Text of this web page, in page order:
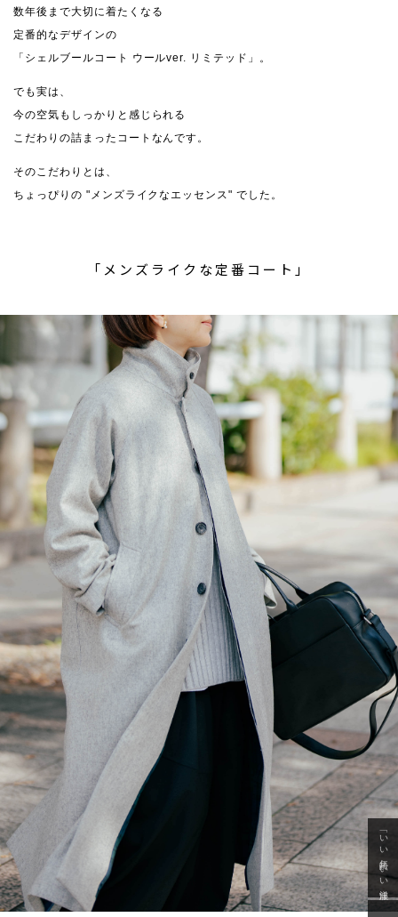
数年後まで大切に着たくなる
定番的なデザインの
「シェルブールコート ウールver. リミテッド」。
でも実は、
今の空気もしっかりと感じられる
こだわりの詰まったコートなんです。
そのこだわりとは、
ちょっぴりの "メンズライクなエッセンス" でした。
「メンズライクな定番コート」
「いい年齢 いい洋服」